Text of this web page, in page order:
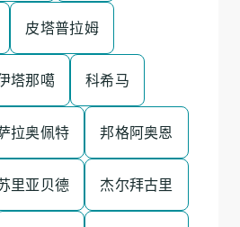
皮塔普拉姆
塔那噶 科希马
拉奥佩特 邦格阿奥恩
里亚贝德 杰尔拜古里